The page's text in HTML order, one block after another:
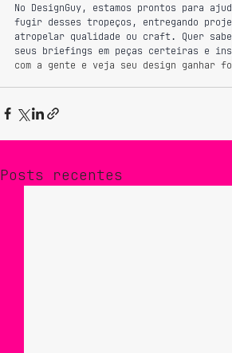
No DesignGuy, estamos prontos para
fugir desses tropeços, entregando
atropelar qualidade ou craft. Quer
seus briefings em peças certeiras e
com a gente e veja seu design ganhar
Posts recentes